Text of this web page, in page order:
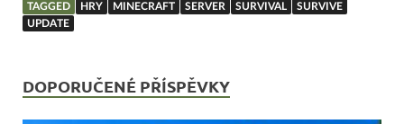
TAGGED HRY MINECRAFT SERVER SURVIVAL
SURVIVE
UPDATE
DOPORUČENÉ PŘÍSPĚVKY